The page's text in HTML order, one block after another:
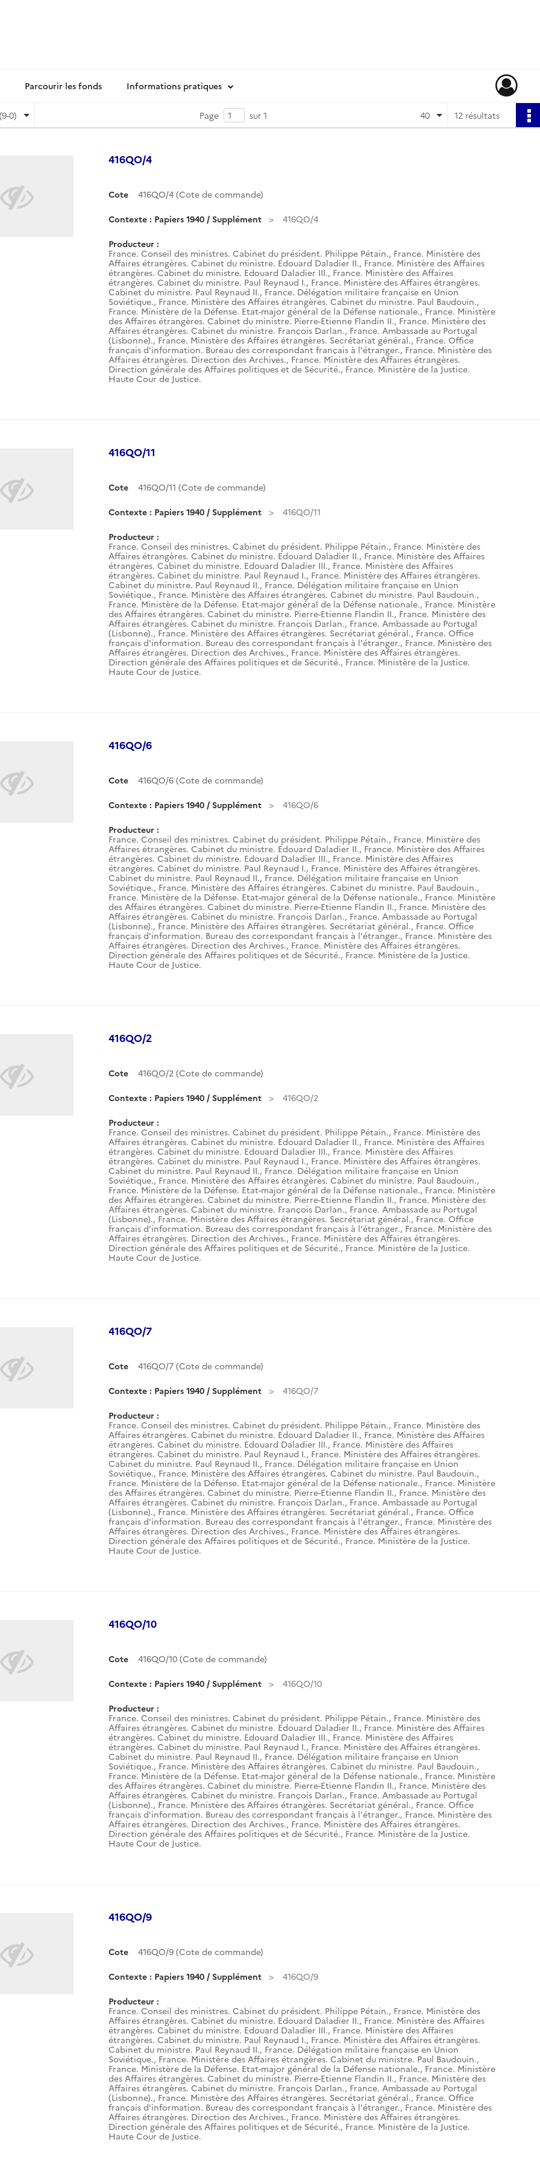
Parcourir les fonds Informations pratiques
0) Page sur 1 12 résultats
40
416QO/4
Cote 416QO/4 (Cote de commande)
Contexte : Papiers 1940 / Supplément 416QO/4
Producteur :
France. Conseil des ministres. Cabinet du président. Philippe Pétain., France. Ministère des
Affaires étrangères. Cabinet du ministre. Edouard Daladier II., France. Ministère des Affaires
étrangères. Cabinet du ministre. Edouard Daladier III., France. Ministère des Affaires
étrangères. Cabinet du ministre. Paul Reynaud I., France. Ministère des Affaires étrangères.
Cabinet du ministre. Paul Reynaud II., France. Délégation militaire française en Union
Soviétique., France. Ministère des Affaires étrangères. Cabinet du ministre. Paul Baudouin.,
France. Ministère de la Défense. Etat-major général de la Défense nationale., France. Ministère
des Affaires étrangères. Cabinet du ministre. Pierre-Etienne Flandin II., France. Ministère des
Affaires étrangères. Cabinet du ministre. François Darlan., France. Ambassade au Portugal
(Lisbonne)., France. Ministère des Affaires étrangères. Secrétariat général., France. Office
français d'information. Bureau des correspondant français à l'étranger., France. Ministère des
Affaires étrangères. Direction des Archives., France. Ministère des Affaires étrangères.
Direction générale des Affaires politiques et de Sécurité., France. Ministère de la Justice.
Haute Cour de Justice.
416QO/11
Cote 416QO/11 (Cote de commande)
Contexte : Papiers 1940 / Supplément 416QO/11
Producteur :
France. Conseil des ministres. Cabinet du président. Philippe Pétain., France. Ministère des
Affaires étrangères. Cabinet du ministre. Edouard Daladier II., France. Ministère des Affaires
étrangères. Cabinet du ministre. Edouard Daladier III., France. Ministère des Affaires
étrangères. Cabinet du ministre. Paul Reynaud I., France. Ministère des Affaires étrangères.
Cabinet du ministre. Paul Reynaud II., France. Délégation militaire française en Union
Soviétique., France. Ministère des Affaires étrangères. Cabinet du ministre. Paul Baudouin.,
France. Ministère de la Défense. Etat-major général de la Défense nationale., France. Ministère
des Affaires étrangères. Cabinet du ministre. Pierre-Etienne Flandin II., France. Ministère des
Affaires étrangères. Cabinet du ministre. François Darlan., France. Ambassade au Portugal
(Lisbonne)., France. Ministère des Affaires étrangères. Secrétariat général., France. Office
français d'information. Bureau des correspondant français à l'étranger., France. Ministère des
Affaires étrangères. Direction des Archives., France. Ministère des Affaires étrangères.
Direction générale des Affaires politiques et de Sécurité., France. Ministère de la Justice.
Haute Cour de Justice.
416QO/6
Cote 416QO/6 (Cote de commande)
Contexte : Papiers 1940 / Supplément 416QO/6
Producteur :
France. Conseil des ministres. Cabinet du président. Philippe Pétain., France. Ministère des
Affaires étrangères. Cabinet du ministre. Edouard Daladier II., France. Ministère des Affaires
étrangères. Cabinet du ministre. Edouard Daladier III., France. Ministère des Affaires
étrangères. Cabinet du ministre. Paul Reynaud I., France. Ministère des Affaires étrangères.
Cabinet du ministre. Paul Reynaud II., France. Délégation militaire française en Union
Soviétique., France. Ministère des Affaires étrangères. Cabinet du ministre. Paul Baudouin.,
France. Ministère de la Défense. Etat-major général de la Défense nationale., France. Ministère
des Affaires étrangères. Cabinet du ministre. Pierre-Etienne Flandin II., France. Ministère des
Affaires étrangères. Cabinet du ministre. François Darlan., France. Ambassade au Portugal
(Lisbonne)., France. Ministère des Affaires étrangères. Secrétariat général., France. Office
français d'information. Bureau des correspondant français à l'étranger., France. Ministère des
Affaires étrangères. Direction des Archives., France. Ministère des Affaires étrangères.
Direction générale des Affaires politiques et de Sécurité., France. Ministère de la Justice.
Haute Cour de Justice.
416QO/2
Cote 416QO/2 (Cote de commande)
Contexte : Papiers 1940 / Supplément 416QO/2
Producteur :
France. Conseil des ministres. Cabinet du président. Philippe Pétain., France. Ministère des
Affaires étrangères. Cabinet du ministre. Edouard Daladier II., France. Ministère des Affaires
étrangères. Cabinet du ministre. Edouard Daladier III., France. Ministère des Affaires
étrangères. Cabinet du ministre. Paul Reynaud I., France. Ministère des Affaires étrangères.
Cabinet du ministre. Paul Reynaud II., France. Délégation militaire française en Union
Soviétique., France. Ministère des Affaires étrangères. Cabinet du ministre. Paul Baudouin.,
France. Ministère de la Défense. Etat-major général de la Défense nationale., France. Ministère
des Affaires étrangères. Cabinet du ministre. Pierre-Etienne Flandin II., France. Ministère des
Affaires étrangères. Cabinet du ministre. François Darlan., France. Ambassade au Portugal
(Lisbonne)., France. Ministère des Affaires étrangères. Secrétariat général., France. Office
français d'information. Bureau des correspondant français à l'étranger., France. Ministère des
Affaires étrangères. Direction des Archives., France. Ministère des Affaires étrangères.
Direction générale des Affaires politiques et de Sécurité., France. Ministère de la Justice.
Haute Cour de Justice.
416QO/7
Cote 416QO/7 (Cote de commande)
Contexte : Papiers 1940 / Supplément 416QO/7
Producteur :
France. Conseil des ministres. Cabinet du président. Philippe Pétain., France. Ministère des
Affaires étrangères. Cabinet du ministre. Edouard Daladier II., France. Ministère des Affaires
étrangères. Cabinet du ministre. Edouard Daladier III., France. Ministère des Affaires
étrangères. Cabinet du ministre. Paul Reynaud I., France. Ministère des Affaires étrangères.
Cabinet du ministre. Paul Reynaud II., France. Délégation militaire française en Union
Soviétique., France. Ministère des Affaires étrangères. Cabinet du ministre. Paul Baudouin.,
France. Ministère de la Défense. Etat-major général de la Défense nationale., France. Ministère
des Affaires étrangères. Cabinet du ministre. Pierre-Etienne Flandin II., France. Ministère des
Affaires étrangères. Cabinet du ministre. François Darlan., France. Ambassade au Portugal
(Lisbonne)., France. Ministère des Affaires étrangères. Secrétariat général., France. Office
français d'information. Bureau des correspondant français à l'étranger., France. Ministère des
Affaires étrangères. Direction des Archives., France. Ministère des Affaires étrangères.
Direction générale des Affaires politiques et de Sécurité., France. Ministère de la Justice.
Haute Cour de Justice.
416QO/10
Cote 416QO/10 (Cote de commande)
Contexte : Papiers 1940 / Supplément 416QO/10
Producteur :
France. Conseil des ministres. Cabinet du président. Philippe Pétain., France. Ministère des
Affaires étrangères. Cabinet du ministre. Edouard Daladier II., France. Ministère des Affaires
étrangères. Cabinet du ministre. Edouard Daladier III., France. Ministère des Affaires
étrangères. Cabinet du ministre. Paul Reynaud I., France. Ministère des Affaires étrangères.
Cabinet du ministre. Paul Reynaud II., France. Délégation militaire française en Union
Soviétique., France. Ministère des Affaires étrangères. Cabinet du ministre. Paul Baudouin.,
France. Ministère de la Défense. Etat-major général de la Défense nationale., France. Ministère
des Affaires étrangères. Cabinet du ministre. Pierre-Etienne Flandin II., France. Ministère des
Affaires étrangères. Cabinet du ministre. François Darlan., France. Ambassade au Portugal
(Lisbonne)., France. Ministère des Affaires étrangères. Secrétariat général., France. Office
français d'information. Bureau des correspondant français à l'étranger., France. Ministère des
Affaires étrangères. Direction des Archives., France. Ministère des Affaires étrangères.
Direction générale des Affaires politiques et de Sécurité., France. Ministère de la Justice.
Haute Cour de Justice.
416QO/9
Cote 416QO/9 (Cote de commande)
Contexte : Papiers 1940 / Supplément 416QO/9
Producteur :
France. Conseil des ministres. Cabinet du président. Philippe Pétain., France. Ministère des
Affaires étrangères. Cabinet du ministre. Edouard Daladier II., France. Ministère des Affaires
étrangères. Cabinet du ministre. Edouard Daladier III., France. Ministère des Affaires
étrangères. Cabinet du ministre. Paul Reynaud I., France. Ministère des Affaires étrangères.
Cabinet du ministre. Paul Reynaud II., France. Délégation militaire française en Union
Soviétique., France. Ministère des Affaires étrangères. Cabinet du ministre. Paul Baudouin.,
France. Ministère de la Défense. Etat-major général de la Défense nationale., France. Ministère
des Affaires étrangères. Cabinet du ministre. Pierre-Etienne Flandin II., France. Ministère des
Affaires étrangères. Cabinet du ministre. François Darlan., France. Ambassade au Portugal
(Lisbonne)., France. Ministère des Affaires étrangères. Secrétariat général., France. Office
français d'information. Bureau des correspondant français à l'étranger., France. Ministère des
Affaires étrangères. Direction des Archives., France. Ministère des Affaires étrangères.
Direction générale des Affaires politiques et de Sécurité., France. Ministère de la Justice.
Haute Cour de Justice.